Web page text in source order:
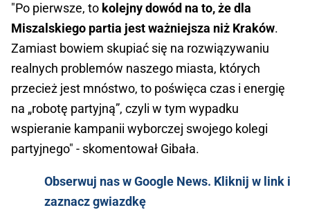
"Po pierwsze, to kolejny dowód na to, że dla
Miszalskiego partia jest ważniejsza niż Kraków.
Zamiast bowiem skupiać się na rozwiązywaniu
realnych problemów naszego miasta, których
przecież jest mnóstwo, to poświęca czas i energię
na „robotę partyjną”, czyli w tym wypadku
wspieranie kampanii wyborczej swojego kolegi
partyjnego" - skomentował Gibała.
Obserwuj nas w Google News. Kliknij w link i
zaznacz gwiazdkę